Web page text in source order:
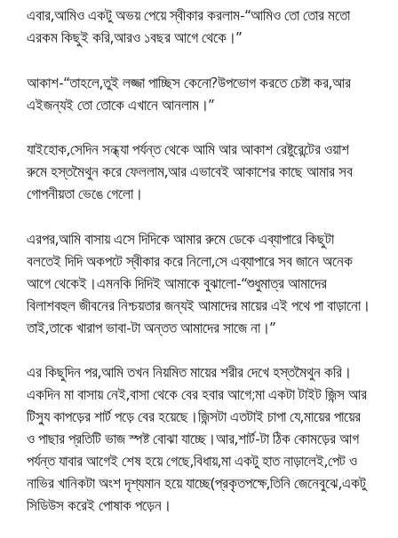
এবার,আমিও একটু অভয় পেয়ে স্বীকার করলাম-“আমিও তো তোর মতো
এরকম কিছুই করি,আরও ১বছর আগে থেকে।”
আকাশ-“তাহলে,তুই লজ্জা পাচ্ছিস কেনো?উপভোগ করতে চেষ্টা কর,আর
এইজন্যই তো তোকে এখানে আনলাম।”
যাইহোক,সেদিন সন্ধ্যা পর্যন্ত থেকে আমি আর আকাশ রেষ্টুরেন্টের ওয়াশ
রুমে হস্তমৈথুন করে ফেললাম,আর এভাবেই আকাশের কাছে আমার সব
গোপনীয়তা ভেঙে গেলো।
এরপর,আমি বাসায় এসে দিদিকে আমার রুমে ডেকে এব্যাপারে কিছুটা
বলতেই দিদি অকপটে স্বীকার করে নিলো,সে এব্যাপারে সব জানে অনেক
আগে থেকেই।এমনকি দিদিই আমাকে বুঝালো-“শুধুমাত্র আমাদের
বিলাশবহুল জীবনের নিশ্চয়তার জন্যই আমাদের মায়ের এই পথে পা বাড়ানো।
তাই,তাকে খারাপ ভাবা-টা অন্তত আমাদের সাজে না।”
এর কিছুদিন পর,আমি তখন নিয়মিত মায়ের শরীর দেখে হস্তমৈথুন করি।
একদিন মা বাসায় নেই,বাসা থেকে বের হবার আগে;মা একটা টাইট জিন্স আর
টিস্যু কাপড়ের শার্ট পড়ে বের হয়েছে।জিন্সটা এতটাই চাপা যে,মায়ের পায়ের
ও পাছার প্রতিটি ভাজ স্পষ্ট বোঝা যাচ্ছে।আর,শার্ট-টা ঠিক কোমড়ের আগ
পর্যন্ত যাবার আগেই শেষ হয়ে গেছে,বিধায়,মা একটু হাত নাড়ালেই,পেট ও
নাভির খানিকটা অংশ দৃশ্যমান হয়ে যাচ্ছে(প্রকৃতপক্ষে,তিনি জেনেবুঝে,একটু
সিডিউস করেই পোষাক পড়েন।